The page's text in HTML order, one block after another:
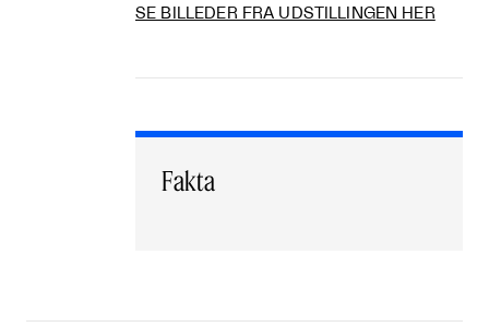
SE BILLEDER FRA UDSTILLINGEN HER
Fakta